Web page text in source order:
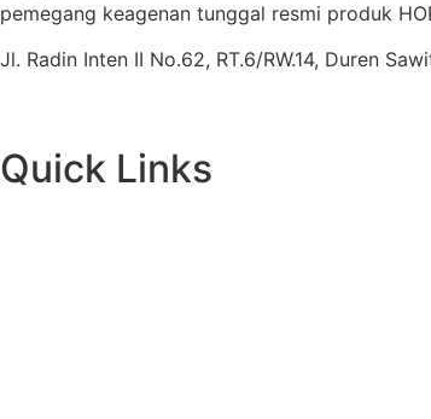
pemegang keagenan tunggal resmi produk
Jl. Radin Inten II No.62, RT.6/RW.14, Duren
Quick Links